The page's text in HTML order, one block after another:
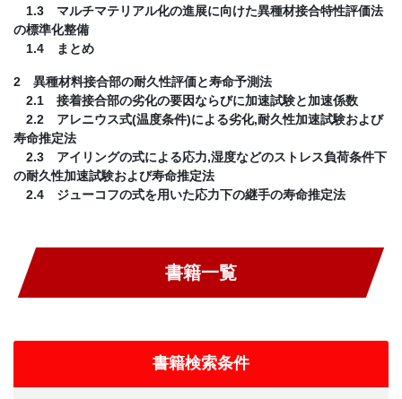
1.3 マルチマテリアル化の進展に向けた異種材接合特性評価法
の標準化整備
1.4 まとめ
2 異種材料接合部の耐久性評価と寿命予測法
2.1 接着接合部の劣化の要因ならびに加速試験と加速係数
2.2 アレニウス式(温度条件)による劣化,耐久性加速試験および
寿命推定法
2.3 アイリングの式による応力,湿度などのストレス負荷条件下
の耐久性加速試験および寿命推定法
2.4 ジューコフの式を用いた応力下の継手の寿命推定法
書籍一覧
書籍検索条件